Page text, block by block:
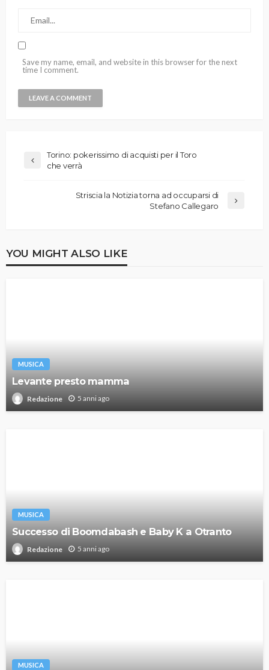
Save my name, email, and website in this browser for the next
time I comment.
Torino: pokerissimo di acquisti per il Toro
che verrà
Striscia la Notizia torna ad occuparsi di
Stefano Callegaro
YOU MIGHT ALSO LIKE
MUSICA
Levante presto mamma
Redazione 5 anni ago
MUSICA
Successo di Boomdabash e Baby K a Otranto
Redazione 5 anni ago
MUSICA